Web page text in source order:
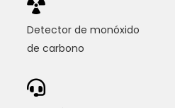
Detector de monóxido
de carbono